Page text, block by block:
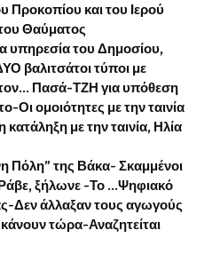
και του Ιερού
Θαύματος
υπηρεσία του Δημοσίου,
βαλιτσάτοι τύποι με
τον… Πασά-ΤΖΗ για υπόθεση
ομοιότητες με την ταινία
κατάληξη με την ταινία, Ηλία
Πόλη” της Βάκα- Σκαμμένοι
ξήλωνε -Το …Ψηφιακό
Δεν άλλαξαν τους αγωγούς
τώρα-Αναζητείται